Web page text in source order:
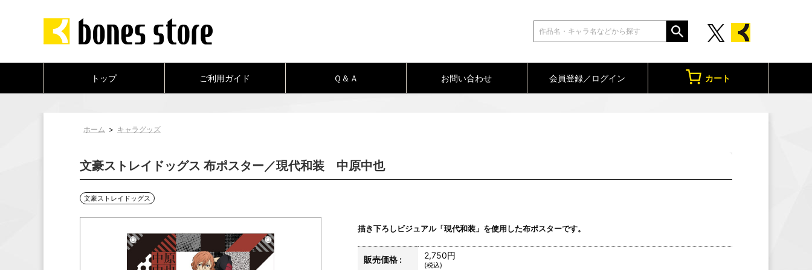
トップ ご利用ガイド Ｑ＆Ａ お問い合わせ 会員登録／ログイン カート
ホーム > キャラグッズ
文豪ストレイドッグス 布ポスター／現代和装 中原中也
文豪ストレイドッグス
描き下ろしビジュアル「現代和装」を使用した布ポスターです。
販売価格 : 2,750円
(税込)